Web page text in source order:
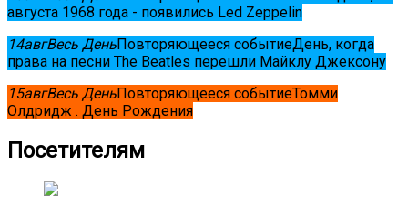
августа 1968 года - появились Led Zeppelin
14авгВесь ДеньПовторяющееся событиеДень, когда
права на песни The Beatles перешли Майклу Джексону
15авгВесь ДеньПовторяющееся событиеТомми
Олдридж . День Рождения
Посетителям